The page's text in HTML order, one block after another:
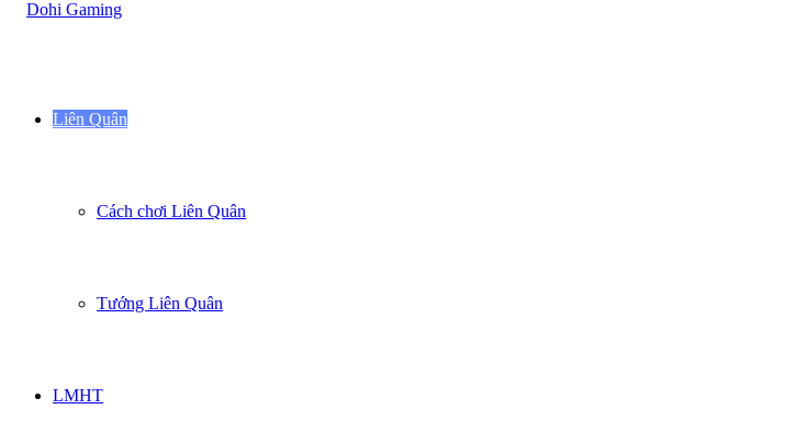
Liên Quân
Cách chơi Liên Quân
Tướng Liên Quân
LMHT